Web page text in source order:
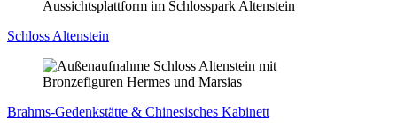
Schloss Altenstein
Brahms-Gedenkstätte & Chinesisches Kabinett